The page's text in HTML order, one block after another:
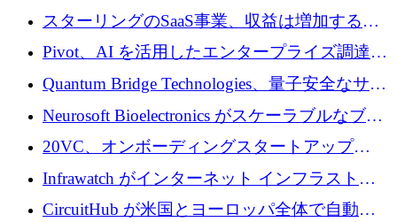
ラ テクノロジーを拡張するためにシリーズ A
で 1,600 万ドルを調達
スターリングのSaaS事業、収益は増加するも
グループ利益は減少
Pivot、AI を活用したエンタープライズ調達プ
ラットフォームを拡大するために 4,000 万ド
ルを調達
Quantum Bridge Technologies、量子安全なサイ
バーセキュリティ インフラストラクチャの拡
張にシリーズ A で 800 万ドルを投入
Neurosoft Bioelectronics がスケーラブルなブレ
イン コンピューター インターフェイスのため
に 750 万ドルを調達
20VC、オンボーディングスタートアップ
Prelude へのシリーズ A 投資で 2,000 万ドルを
Infrawatch がインターネット インフラストラ
クチャ インテリジェンス向けに 300 万ドルの
CircuitHub が米国とヨーロッパ全体で自動電